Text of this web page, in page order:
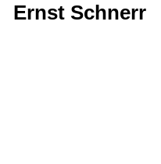
Ernst Schnerr